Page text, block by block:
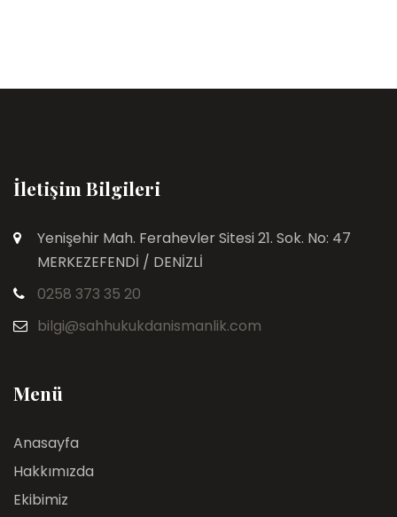
İletişim Bilgileri
Yenişehir Mah. Ferahevler Sitesi 21. Sok. No: 47
MERKEZEFENDİ / DENİZLİ
0258 373 35 20
bilgi@sahhukukdanismanlik.com
Menü
Anasayfa
Hakkımızda
Ekibimiz